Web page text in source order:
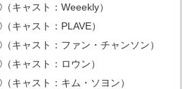
キャスト：Weeekly）
キャスト：PLAVE）
キャスト：ファン・チャンソン）
キャスト：ロウン）
キャスト：キム・ソヨン）